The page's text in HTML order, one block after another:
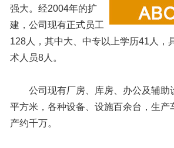
强大。经2004年的扩
建，公司现有正式员工
128人，其中大、中专以上学历41人，
术人员8人。
公司现有厂房、库房、办公及辅助
平方米，各种设备、设施百余台，生产
产约千万。